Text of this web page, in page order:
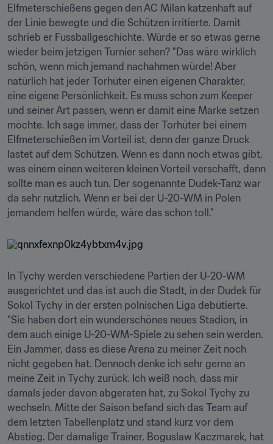
Elfmeterschießens gegen den AC Milan katzenhaft auf
der Linie bewegte und die Schützen irritierte. Damit
schrieb er Fussballgeschichte. Würde er so etwas gerne
wieder beim jetzigen Turnier sehen? "Das wäre wirklich
schön, wenn mich jemand nachahmen würde! Aber
natürlich hat jeder Torhüter einen eigenen Charakter,
eine eigene Persönlichkeit. Es muss schon zum Keeper
und seiner Art passen, wenn er damit eine Marke setzen
möchte. Ich sage immer, dass der Torhüter bei einem
Elfmeterschießen im Vorteil ist, denn der ganze Druck
lastet auf dem Schützen. Wenn es dann noch etwas gibt,
was einem einen weiteren kleinen Vorteil verschafft, dann
sollte man es auch tun. Der sogenannte Dudek-Tanz war
da sehr nützlich. Wenn er bei der U-20-WM in Polen
jemandem helfen würde, wäre das schon toll."
In Tychy werden verschiedene Partien der U-20-WM
ausgerichtet und das ist auch die Stadt, in der Dudek für
Sokol Tychy in der ersten polnischen Liga debütierte.
"Sie haben dort ein wunderschönes neues Stadion, in
dem auch einige U-20-WM-Spiele zu sehen sein werden.
Ein Jammer, dass es diese Arena zu meiner Zeit noch
nicht gegeben hat. Dennoch denke ich sehr gerne an
meine Zeit in Tychy zurück. Ich weiß noch, dass mir
damals jeder davon abgeraten hat, zu Sokol Tychy zu
wechseln. Mitte der Saison befand sich das Team auf
dem letzten Tabellenplatz und stand kurz vor dem
Abstieg. Der damalige Trainer, Boguslaw Kaczmarek, hat